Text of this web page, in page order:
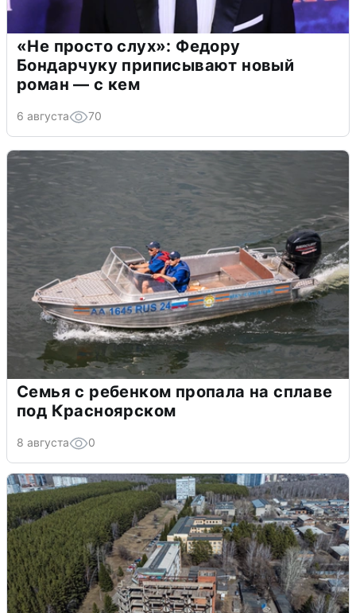
«Не просто слух»: Федору
Бондарчуку приписывают новый
роман — с кем
6 августа 70
Семья с ребенком пропала на сплаве
под Красноярском
8 августа 0